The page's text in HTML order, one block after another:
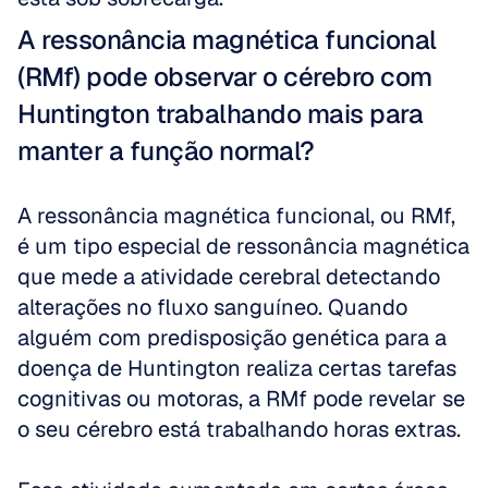
A ressonância magnética funcional
(RMf) pode observar o cérebro com
Huntington trabalhando mais para
manter a função normal?
A ressonância magnética funcional, ou RMf,
é um tipo especial de ressonância magnética
que mede a atividade cerebral detectando
alterações no fluxo sanguíneo. Quando
alguém com predisposição genética para a
doença de Huntington realiza certas tarefas
cognitivas ou motoras, a RMf pode revelar se
o seu cérebro está trabalhando horas extras.